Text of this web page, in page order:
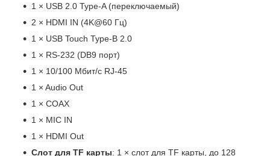
1 × USB 2.0 Type-A (переключаемый)
2 × HDMI IN (4K@60 Гц)
1 × USB Touch Type-B 2.0
1 × RS-232 (DB9 порт)
1 × 10/100 Мбит/с RJ-45
1 × Audio Out
1 × COAX
1 × MIC IN
1 × HDMI Out
Слот для TF карты: 1 × слот для TF карты, до 128